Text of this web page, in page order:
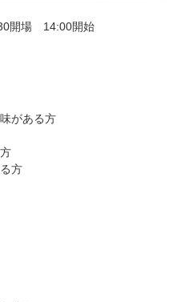
開場 14:00開始
がある方
方